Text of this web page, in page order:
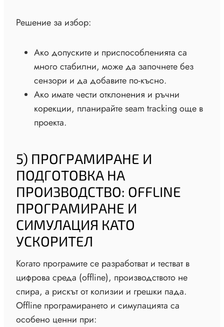
Решение за избор:
Ако допуските и приспособленията са
много стабилни, може да започнете без
сензори и да добавите по-късно.
Ако имате чести отклонения и ръчни
корекции, планирайте seam tracking още в
проекта.
5) ПРОГРАМИРАНЕ И
ПОДГОТОВКА НА
ПРОИЗВОДСТВО: OFFLINE
ПРОГРАМИРАНЕ И
СИМУЛАЦИЯ КАТО
УСКОРИТЕЛ
Когато програмите се разработват и тестват в
цифрова среда (offline), производството не
спира, а рискът от колизии и грешки пада.
Offline програмирането и симулацията са
особено ценни при: